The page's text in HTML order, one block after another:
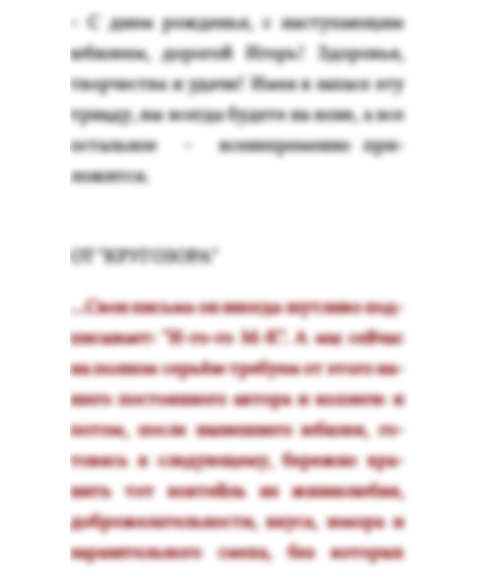
- С днем рож­денья, с нас­ту­па­ющим
юби­ле­ем, до­рогой Игорь! Здо­ровья,
твор­чес­тва и уда­чи! Имея в за­пасе эту
три­аду, вы всег­да бу­дете на ко­не, а все
ос­таль­ное - все­неп­ре­мен­но при­
ложит­ся.
ОТ "КРУ­ГОЗО­РА"
...Свои пись­ма он иног­да шут­ли­во под­
пи­сыва­ет: "И-го-го М-К". А мы сей­час
на пол­ном серь­ёзе тре­бу­ем от это­го на­
шего пос­то­ян­но­го ав­то­ра и кол­ле­ги: и
по­том, пос­ле ны­неш­не­го юби­лея, го­
товясь к сле­ду­юще­му, бе­реж­но хра­
нить тот кок­тей­ль из жиз­не­любия,
доб­ро­жела­тель­нос­ти, вку­са, юмо­ра и
за­рази­тель­но­го сме­ха, без ко­торых